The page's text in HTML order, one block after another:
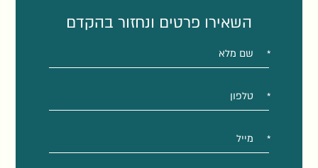
השאירו פרטים ונחזור בהקדם
אנא
מלאו
את
טופס
השאירו